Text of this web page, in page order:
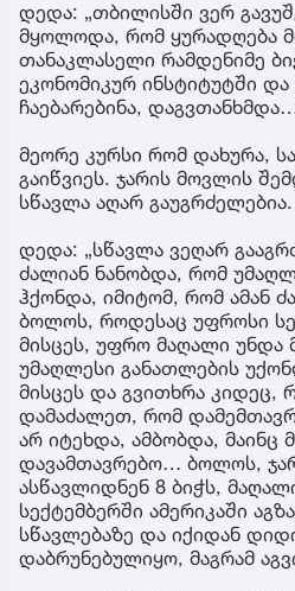
დედა: „თბილისში ვერ
მყოლოდა, რომ ყურადღება
თანაკლასელი რამდენიმე
ეკონომიკურ ინსტიტუტში და
ჩაებარებინა,
მეორე კურსი რომ დახურა,
გაიწვიეს. ჯარის მოვლის
სწავლა აღარ გაუგრძელებია.
დედა: „სწავლა ვეღარ
ძალიან ნანობდა, რომ
ჰქონდა, იმიტომ, რომ ამან
ბოლოს, როდესაც უფროსი
მისცეს, უფრო მაღალი უნდა
უმაღლესი განათლების
მისცეს და გვითხრა კიდეც,
დამაძალეთ, რომ
არ იტეხდა, ამბობდა, მაინც
დავამთავრებო… ბოლოს,
ასწავლიდნენ 8 ბიჭს,
სექტემბერში ამერიკაში
სწავლებაზე და იქიდან
დაბრუნებულიყო, მაგრამ